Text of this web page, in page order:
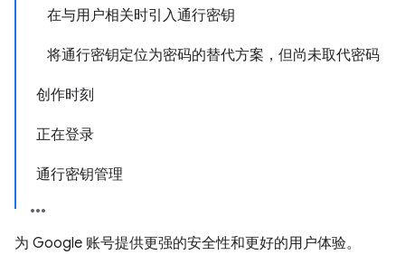
在与用户相关时引入通行密钥
将通行密钥定位为密码的替代方案，但尚未取代密码
创作时刻
正在登录
通行密钥管理
为 Google 账号提供更强的安全性和更好的用户体验。